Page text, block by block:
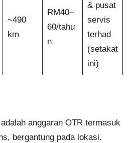
~490
km
RM40–
60/tahu
n
& pusat
servis
terhad
(setakat
ini)
anggaran OTR termasuk
bergantung pada lokasi.